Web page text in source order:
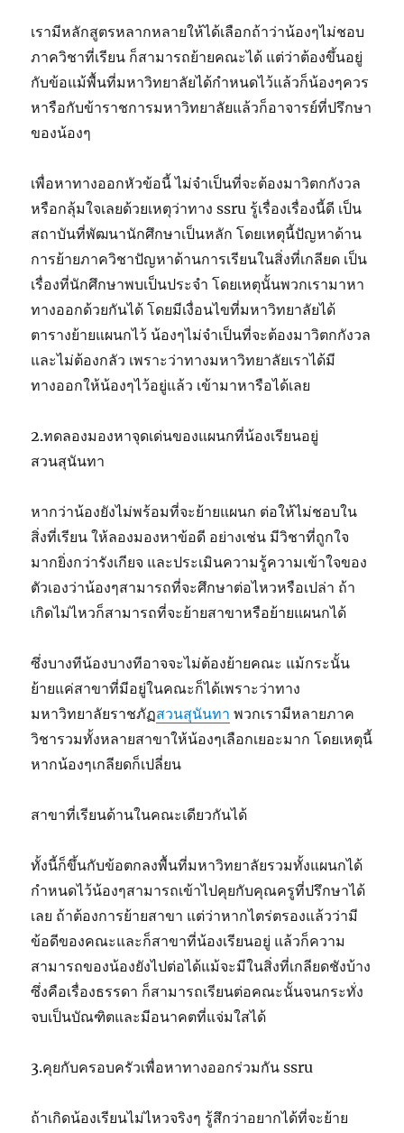
เรามีหลักสูตรหลากหลายให้ได้เลือกถ้าว่าน้องๆไม่ชอบ
ภาควิชาที่เรียน ก็สามารถย้ายคณะได้ แต่ว่าต้องขึ้นอยู่
กับข้อแม้พื้นที่มหาวิทยาลัยได้กำหนดไว้แล้วก็น้องๆควร
หารือกับข้าราชการมหาวิทยาลัยแล้วก็อาจารย์ที่ปรึกษา
ของน้องๆ
เพื่อหาทางออกหัวข้อนี้ ไม่จำเป็นที่จะต้องมาวิตกกังวล
หรือกลุ้มใจเลยด้วยเหตุว่าทาง ssru รู้เรื่องเรื่องนี้ดี เป็น
สถาบันที่พัฒนานักศึกษาเป็นหลัก โดยเหตุนี้ปัญหาด้าน
การย้ายภาควิชาปัญหาด้านการเรียนในสิ่งที่เกลียด เป็น
เรื่องที่นักศึกษาพบเป็นประจำ โดยเหตุนั้นพวกเรามาหา
ทางออกด้วยกันได้ โดยมีเงื่อนไขที่มหาวิทยาลัยได้
ตารางย้ายแผนกไว้ น้องๆไม่จำเป็นที่จะต้องมาวิตกกังวล
และไม่ต้องกลัว เพราะว่าทางมหาวิทยาลัยเราได้มี
ทางออกให้น้องๆไว้อยู่แล้ว เข้ามาหารือได้เลย
2.ทดลองมองหาจุดเด่นของแผนกที่น้องเรียนอยู่
สวนสุนันทา
หากว่าน้องยังไม่พร้อมที่จะย้ายแผนก ต่อให้ไม่ชอบใน
สิ่งที่เรียน ให้ลองมองหาข้อดี อย่างเช่น มีวิชาที่ถูกใจ
มากยิ่งกว่ารังเกียจ และประเมินความรู้ความเข้าใจของ
ตัวเองว่าน้องๆสามารถที่จะศึกษาต่อไหวหรือเปล่า ถ้า
เกิดไม่ไหวก็สามารถที่จะย้ายสาขาหรือย้ายแผนกได้
ซึ่งบางทีน้องบางทีอาจจะไม่ต้องย้ายคณะ แม้กระนั้น
ย้ายแค่สาขาที่มีอยู่ในคณะก็ได้เพราะว่าทาง
มหาวิทยาลัยราชภัฏสวนสุนันทา พวกเรามีหลายภาค
วิชารวมทั้งหลายสาขาให้น้องๆเลือกเยอะมาก โดยเหตุนี้
หากน้องๆเกลียดก็เปลี่ยน
สาขาที่เรียนด้านในคณะเดียวกันได้
ทั้งนี้ก็ขึ้นกับข้อตกลงพื้นที่มหาวิทยาลัยรวมทั้งแผนกได้
กำหนดไว้น้องๆสามารถเข้าไปคุยกับคุณครูที่ปรึกษาได้
เลย ถ้าต้องการย้ายสาขา แต่ว่าหากไตร่ตรองแล้วว่ามี
ข้อดีของคณะและก็สาขาที่น้องเรียนอยู่ แล้วก็ความ
สามารถของน้องยังไปต่อได้แม้จะมีในสิ่งที่เกลียดชังบ้าง
ซึ่งคือเรื่องธรรดา ก็สามารถเรียนต่อคณะนั้นจนกระทั่ง
จบเป็นบัณฑิตและมีอนาคตที่แจ่มใสได้
3.คุยกับครอบครัวเพื่อหาทางออกร่วมกัน ssru
ถ้าเกิดน้องเรียนไม่ไหวจริงๆ รู้สึกว่าอยากได้ที่จะย้าย